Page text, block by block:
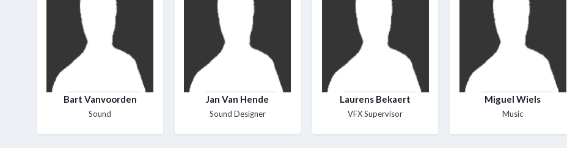
Bart Vanvoorden
Sound
Jan Van Hende
Sound Designer
Laurens Bekaert
VFX Supervisor
Miguel Wiels
Music